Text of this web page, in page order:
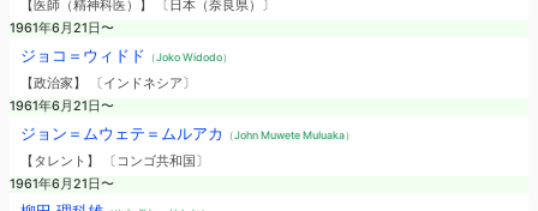
【医師（精神科医）】 〔日本（奈良県）〕
1961年6月21日〜
ジョコ＝ウィドド （Joko Widodo）
【政治家】 〔インドネシア〕
1961年6月21日〜
ジョン＝ムウェテ＝ムルアカ （John Muwete Muluaka）
【タレント】 〔コンゴ共和国〕
1961年6月21日〜